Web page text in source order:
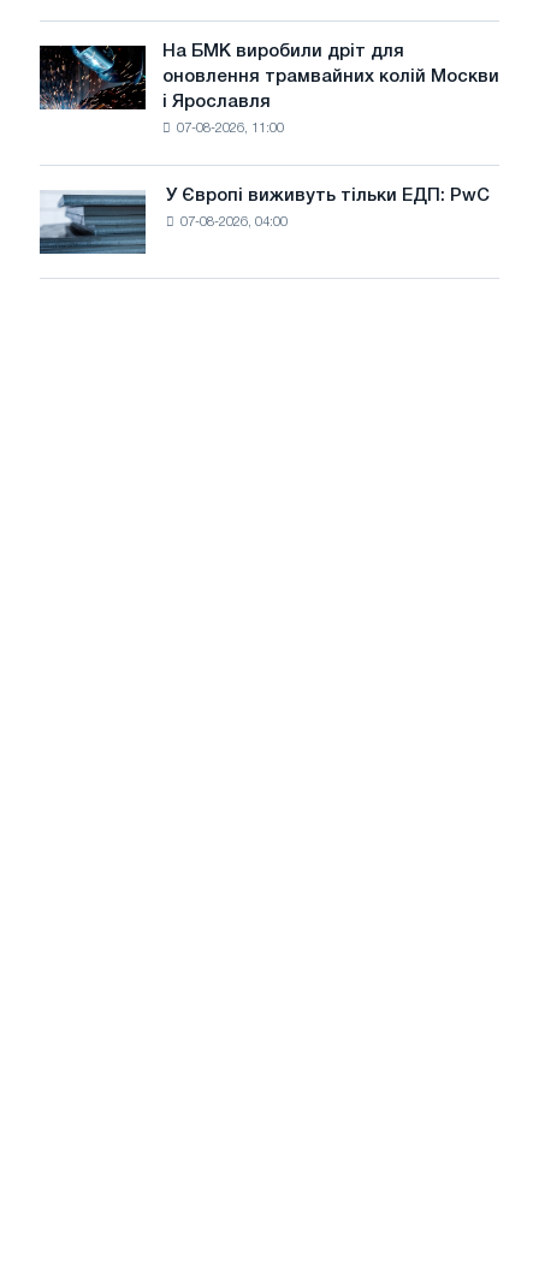
цілей
декарбонізації
у
липні
На
БМК
виробили
трамвайних
колій
На БМК виробили дріт для
оновлення трамвайних колій Москви
і Ярославля
07-08-2026, 11:00
Європі
виживуть
тільки
У Європі виживуть тільки ЕДП: PwC
07-08-2026, 04:00